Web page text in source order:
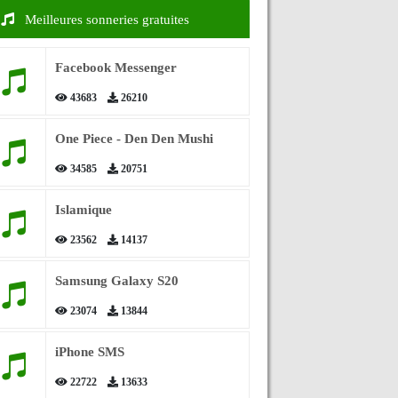
Meilleures sonneries gratuites
Facebook Messenger
43683 26210
One Piece - Den Den Mushi
34585 20751
Islamique
23562 14137
Samsung Galaxy S20
23074 13844
iPhone SMS
22722 13633